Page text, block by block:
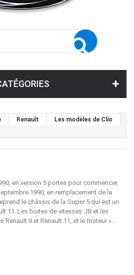
Renault
Les modèles de Clio
en version 5 portes pour commencer,
1990, en remplacement de la
le châssis de la Super 5 qui est un
11. Les boites de vitesses JB et les
Renault 9 et Renault 11, et le moteur «...